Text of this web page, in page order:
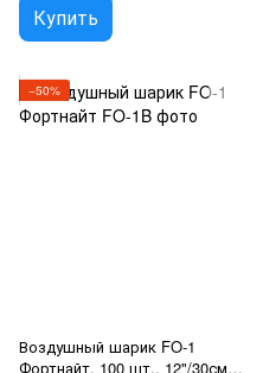
Купить
−50%
Воздушный шарик FO-1
Фортнайт, 100 шт., 12"/30см.,